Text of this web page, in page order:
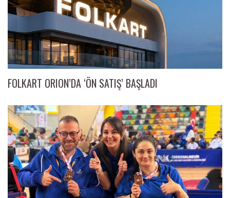
FOLKART ORION’DA ‘ÖN SATIŞ’ BAŞLADI